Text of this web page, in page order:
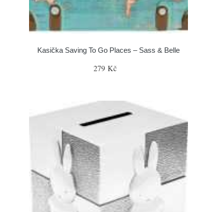
Kasička Saving To Go Places – Sass & Belle
279 Kč